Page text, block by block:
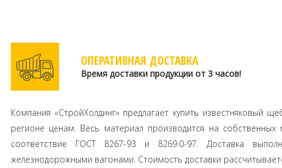
ОПЕРАТИВНАЯ ДОСТАВКА
Время доставки продукции от 3 часов!
Компания «СтройХолдинг» предлагает купить
регионе ценам. Весь материал производится на
соответствие ГОСТ 8267-93 и 8269.0-97. Доставка
железнодорожными вагонами. Стоимость доставки